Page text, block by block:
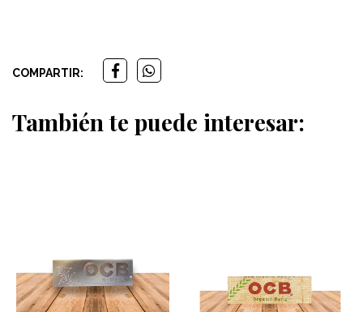
COMPARTIR:
También te puede interesar: